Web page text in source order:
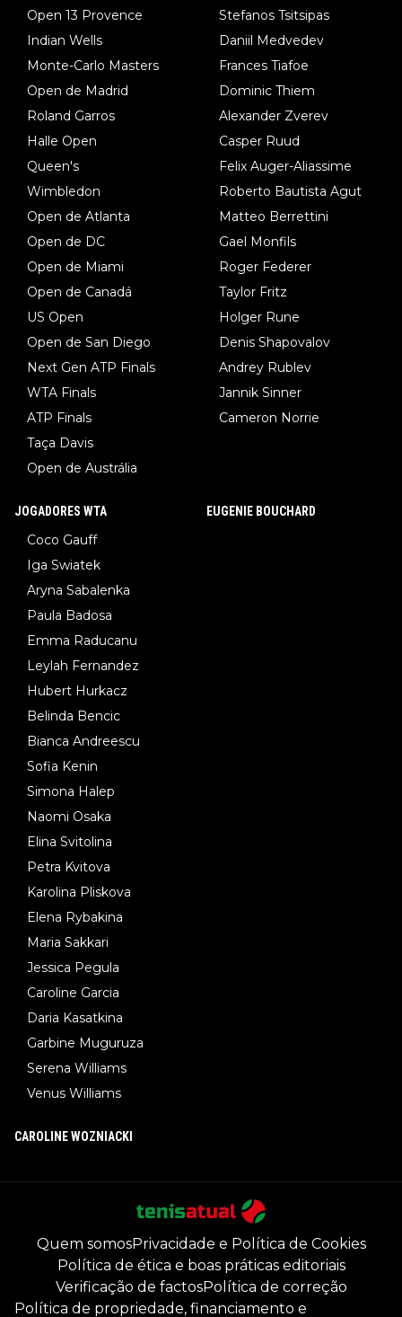
Open 13 Provence
Indian Wells
Monte-Carlo Masters
Open de Madrid
Roland Garros
Halle Open
Queen's
Wimbledon
Open de Atlanta
Open de DC
Open de Miami
Open de Canadá
US Open
Open de San Diego
Next Gen ATP Finals
WTA Finals
ATP Finals
Taça Davis
Open de Austrália
Stefanos Tsitsipas
Daniil Medvedev
Frances Tiafoe
Dominic Thiem
Alexander Zverev
Casper Ruud
Felix Auger-Aliassime
Roberto Bautista Agut
Matteo Berrettini
Gael Monfils
Roger Federer
Taylor Fritz
Holger Rune
Denis Shapovalov
Andrey Rublev
Jannik Sinner
Cameron Norrie
JOGADORES WTA
Coco Gauff
Iga Swiatek
Aryna Sabalenka
Paula Badosa
Emma Raducanu
Leylah Fernandez
Hubert Hurkacz
Belinda Bencic
Bianca Andreescu
Sofia Kenin
Simona Halep
Naomi Osaka
Elina Svitolina
Petra Kvitova
Karolina Pliskova
Elena Rybakina
Maria Sakkari
Jessica Pegula
Caroline Garcia
Daria Kasatkina
Garbine Muguruza
Serena Williams
Venus Williams
EUGENIE BOUCHARD
CAROLINE WOZNIACKI
Quem somosPrivacidade e Política de Cookies
Política de ética e boas práticas editoriais
Verificação de factosPolítica de correção
Política de propriedade, financiamento e